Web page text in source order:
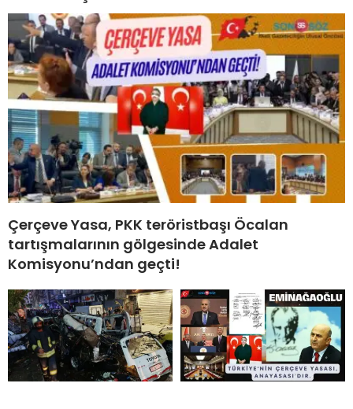
Çerçeve Yasa, PKK teröristbaşı Öcalan
tartışmalarının gölgesinde Adalet
Komisyonu’ndan geçti!